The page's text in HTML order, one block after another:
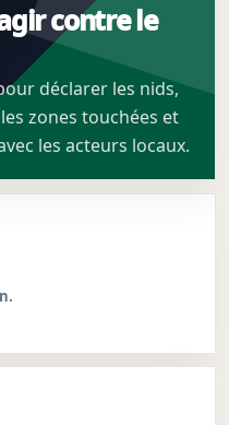
contre le
déclarer les nids,
zones touchées et
les acteurs locaux.